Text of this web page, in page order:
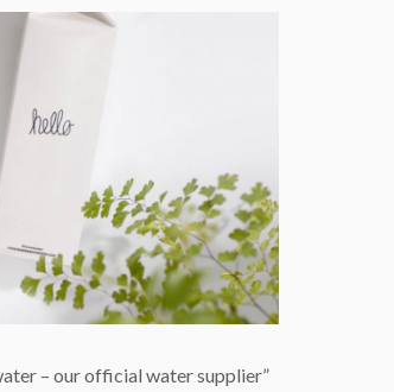
– our official water supplier”